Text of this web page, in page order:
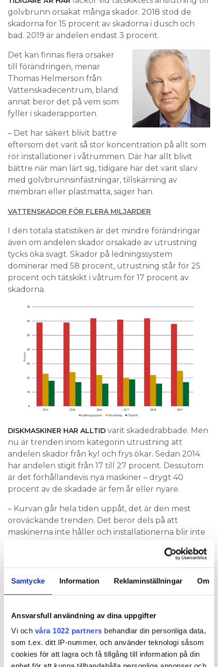
Samtycke Information Reklaminställningar Om
Ansvarsfull användning av dina uppgifter
Vi och våra 1022 partners behandlar din personliga data,
som t.ex. ditt IP-nummer, och använder teknologi såsom
cookies för att lagra och få tillgång till information på din
golvbrunn orsakat många skador. 2018 stod de
skadorna för 15 procent av skadorna i dusch och
bad. 2019 är andelen endast 3 procent.
Det kan finnas flera orsaker
till förändringen, menar
Thomas Helmerson från
Vattenskadecentrum, bland
annat beror det på vem som
fyller i skaderapporten.
– Det har säkert blivit bättre
eftersom det varit så stor koncentration på allt som
rör installationer i våtrummen. Där har allt blivit
bättre när man lärt sig, tidigare har det varit slarv
med golvbrunnsinfästningar, tillskärning av
membran eller plastmatta, säger han.
VATTENSKADOR FÖR FLERA MILJARDER
I den totala statistiken är det mindre förändringar
även om andelen skador orsakade av utrustning
tycks öka svagt. Skador på ledningssystem
dominerar med 58 procent, utrustning står för 25
procent och tätskikt i våtrum för 17 procent av
skadorna.
DISKMASKINER HAR ALLTID varit skadedrabbade. Men
nu är trenden inom kategorin utrustning att
andelen skador från kyl och frys ökar. Sedan 2014
har andelen stigit från 17 till 27 procent. Dessutom
är det förhållandevis nya maskiner – drygt 40
procent av de skadade är fem år eller nyare.
– Kurvan går hela tiden uppåt, det är den mest
oroväckande trenden. Det beror dels på att
maskinerna inte håller och installationerna blir inte
frysar som går sönder, säger Thomas Helmerson.
dessutom tätskikt eller underlägg under kyl eller
– Antingen är det felmonterat eller håller inte
måttet. Det här är något vi måste titta närmare på,
säger Thomas Helmerson.
Även 2019 uppstod många skador på nyare